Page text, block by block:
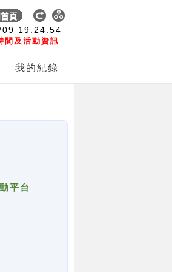
19:24:54
間及活動資訊
我的紀錄
平台